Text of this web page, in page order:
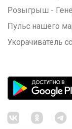
Розыгрыш -
Пульс нашего
Укорачиватель